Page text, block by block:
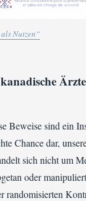
Nutzen“
Beweise sind ein
Chance dar,
sich nicht um
oder
randomisierten